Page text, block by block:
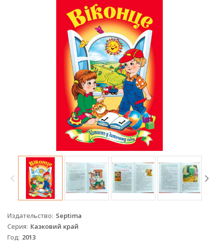
Издательство Septima
Серия Казковий край
Год 2013